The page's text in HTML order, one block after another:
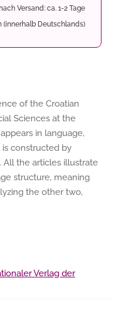
Versand: ca. 1-2 Tage
(innerhalb Deutschlands)
of the Croatian
Sciences at the
in language,
constructed by
All the articles illustrate
structure, meaning
the other two,
Verlag der